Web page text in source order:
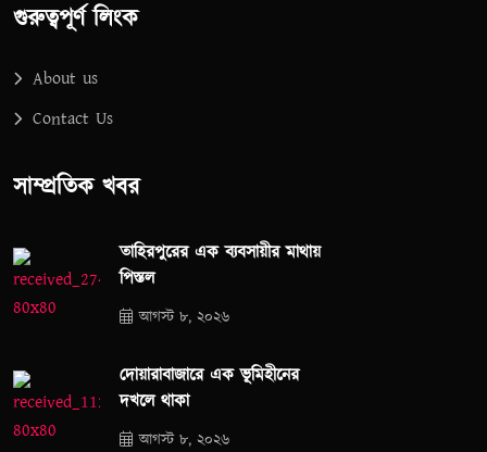
গুরুত্বপূর্ণ লিংক
About us
Contact Us
সাম্প্রতিক খবর
তাহিরপুরের এক ব্যবসায়ীর মাথায়
পিস্তল
আগস্ট ৮, ২০২৬
দোয়ারাবাজারে এক ভূমিহীনের
দখলে থাকা
আগস্ট ৮, ২০২৬